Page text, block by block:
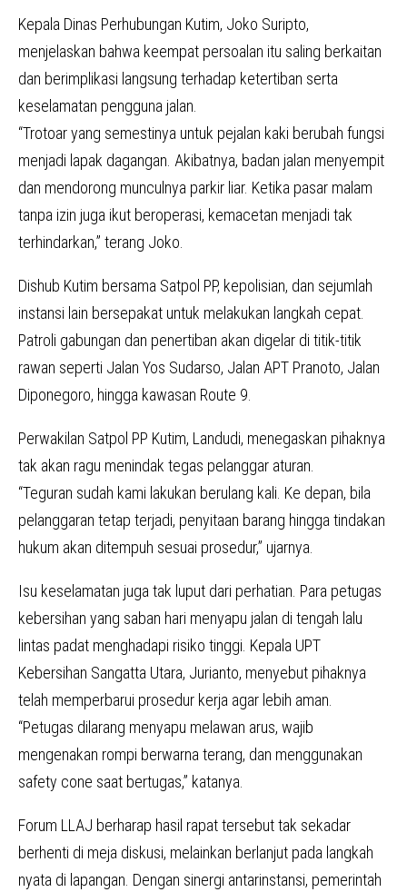
Kepala Dinas Perhubungan Kutim, Joko Suripto,
menjelaskan bahwa keempat persoalan itu saling berkaitan
dan berimplikasi langsung terhadap ketertiban serta
keselamatan pengguna jalan.
“Trotoar yang semestinya untuk pejalan kaki berubah fungsi
menjadi lapak dagangan. Akibatnya, badan jalan menyempit
dan mendorong munculnya parkir liar. Ketika pasar malam
tanpa izin juga ikut beroperasi, kemacetan menjadi tak
terhindarkan,” terang Joko.
Dishub Kutim bersama Satpol PP, kepolisian, dan sejumlah
instansi lain bersepakat untuk melakukan langkah cepat.
Patroli gabungan dan penertiban akan digelar di titik-titik
rawan seperti Jalan Yos Sudarso, Jalan APT Pranoto, Jalan
Diponegoro, hingga kawasan Route 9.
Perwakilan Satpol PP Kutim, Landudi, menegaskan pihaknya
tak akan ragu menindak tegas pelanggar aturan.
“Teguran sudah kami lakukan berulang kali. Ke depan, bila
pelanggaran tetap terjadi, penyitaan barang hingga tindakan
hukum akan ditempuh sesuai prosedur,” ujarnya.
Isu keselamatan juga tak luput dari perhatian. Para petugas
kebersihan yang saban hari menyapu jalan di tengah lalu
lintas padat menghadapi risiko tinggi. Kepala UPT
Kebersihan Sangatta Utara, Jurianto, menyebut pihaknya
telah memperbarui prosedur kerja agar lebih aman.
“Petugas dilarang menyapu melawan arus, wajib
mengenakan rompi berwarna terang, dan menggunakan
safety cone saat bertugas,” katanya.
Forum LLAJ berharap hasil rapat tersebut tak sekadar
berhenti di meja diskusi, melainkan berlanjut pada langkah
nyata di lapangan. Dengan sinergi antarinstansi, pemerintah